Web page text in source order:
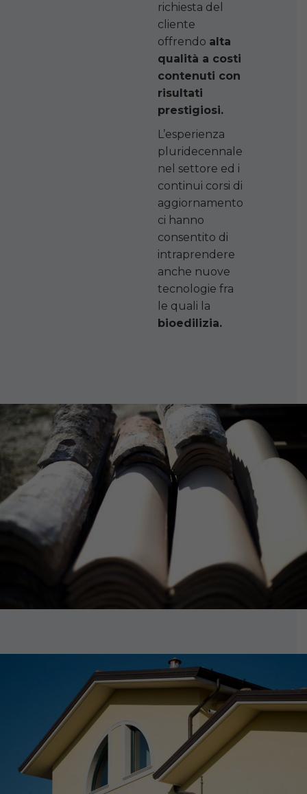
richiesta del
cliente
offrendo alta
qualità a costi
contenuti con
risultati
prestigiosi.
L’esperienza
pluridecennale
nel settore ed i
continui corsi di
aggiornamento
ci hanno
consentito di
intraprendere
anche nuove
tecnologie fra
le quali la
bioedilizia.